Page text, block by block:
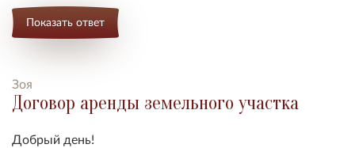
Показать ответ
Зоя
Договор аренды земельного участка
Добрый день!